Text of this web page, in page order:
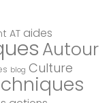
AT aides
Autour
blog Culture